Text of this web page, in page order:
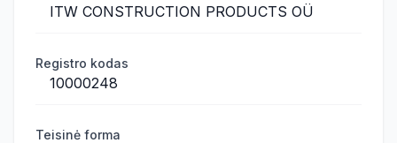
ITW CONSTRUCTION PRODUCTS OÜ
Registro kodas
10000248
Teisinė forma